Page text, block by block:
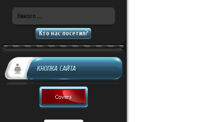
Никого ...
Кто нас посетил?
КНОПКА САЙТА